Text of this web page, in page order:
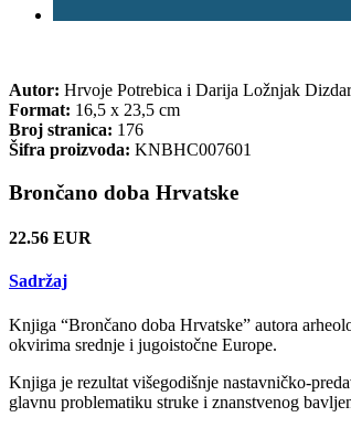
Autor: Hrvoje Potrebica i Darija Ložnjak Dizdar
Format: 16,5 x 23,5 cm
Broj stranica: 176
Šifra proizvoda: KNBHC007601
Brončano doba Hrvatske
22.56 EUR
Sadržaj
Knjiga “Brončano doba Hrvatske” autora
okvirima srednje i jugoistočne Europe.
Knjiga je rezultat višegodišnje nastavničko-
glavnu problematiku struke i znanstvenog